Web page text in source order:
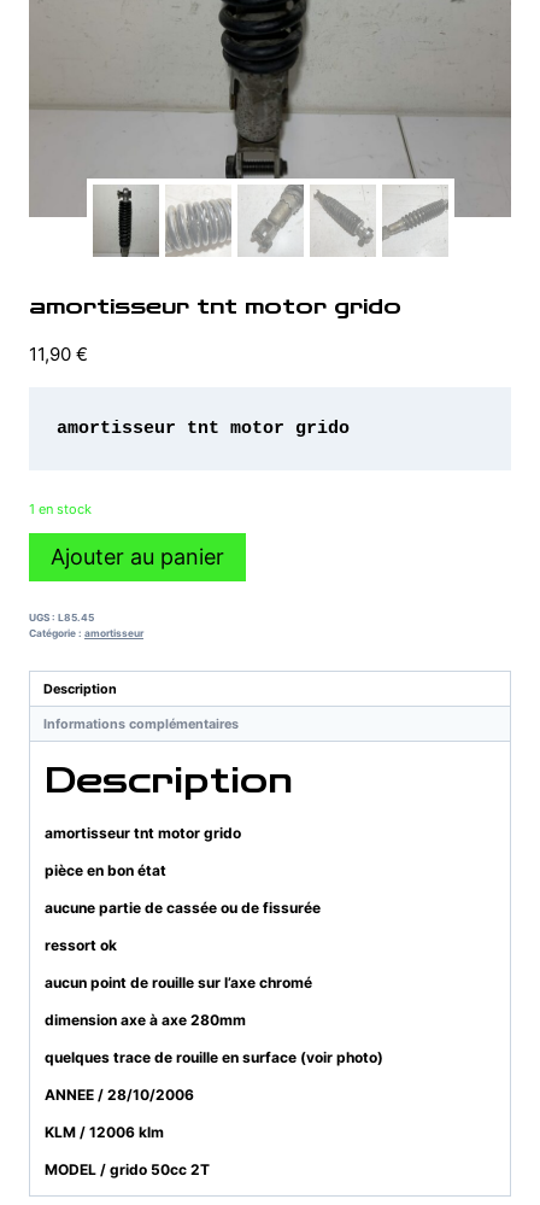
amortisseur tnt motor grido
11,90 €
amortisseur tnt motor grido
1 en stock
quantité
tnt
motor
Ajouter au panier
UGS : L85.45
Catégorie : amortisseur
Description
Informations complémentaires
Description
amortisseur tnt motor grido
pièce en bon état
aucune partie de cassée ou de fissurée
ressort ok
aucun point de rouille sur l’axe chromé
dimension axe à axe 280mm
quelques trace de rouille en surface (voir photo)
ANNEE / 28/10/2006
KLM / 12006 klm
MODEL / grido 50cc 2T